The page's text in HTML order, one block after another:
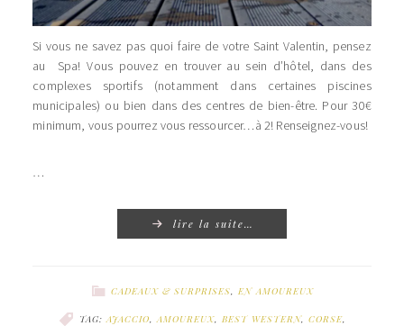
Si vous ne savez pas quoi faire de votre Saint Valentin, pensez
au Spa! Vous pouvez en trouver au sein d’hôtel, dans des
complexes sportifs (notamment dans certaines piscines
municipales) ou bien dans des centres de bien-être. Pour 30€
minimum, vous pourrez vous ressourcer…à 2! Renseignez-vous!
…
lire la suite…
CADEAUX & SURPRISES EN AMOUREUX
TAG: AJACCIO AMOUREUX, BEST WESTERN, CORSE,